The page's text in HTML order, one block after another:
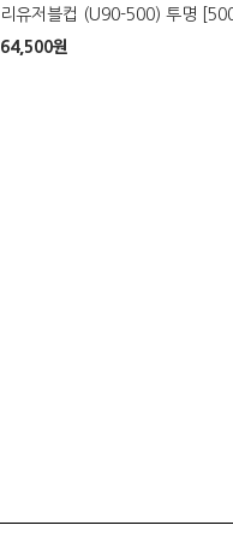
리유저블컵 (U90-500) 투명
64,500원